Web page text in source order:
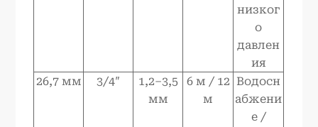
низког
о
давлен
ия
26,7 мм
3/4″
1,2–3,5
мм
6 м / 12
м
Водосн
абжени
е /